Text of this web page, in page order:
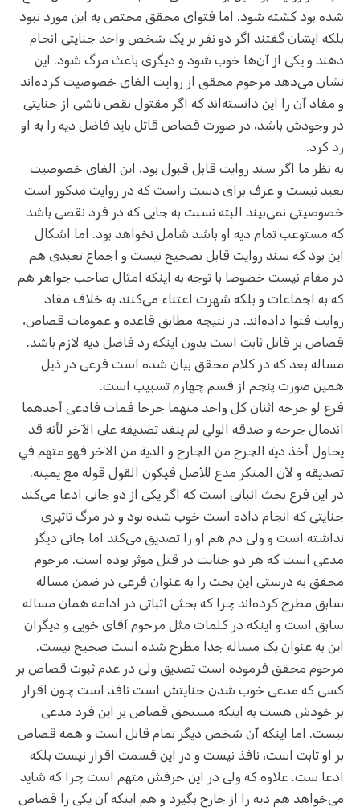
شده بود کشته شود. اما فتوای محقق مختص به این مورد نبود
بلکه ایشان گفتند اگر دو نفر بر یک شخص واحد جنایتی انجام
دهند و یکی از آن‌ها خوب شود و دیگری باعث مرگ شود. این
نشان می‌دهد مرحوم محقق از روایت الغای خصوصیت کرده‌اند
و مفاد آن را این دانسته‌اند که اگر مقتول نقص ناشی از جنایتی
در وجودش باشد، در صورت قصاص قاتل باید فاضل دیه را به او
رد کرد.
به نظر ما اگر سند روایت قابل قبول بود، این الغای خصوصیت
بعید نیست و عرف برای دست راست که در روایت مذکور است
خصوصیتی نمی‌بیند البته نسبت به جایی که در فرد نقصی باشد
که مستوعب تمام دیه او باشد شامل نخواهد بود. اما اشکال
این بود که سند روایت قابل تصحیح نیست و اجماع تعبدی هم
در مقام نیست خصوصا با توجه به اینکه امثال صاحب جواهر هم
که به اجماعات و بلکه شهرت اعتناء می‌کنند به خلاف مفاد
روایت فتوا داده‌اند. در نتیجه مطابق قاعده و عمومات قصاص،
قصاص بر قاتل ثابت است بدون اینکه رد فاضل دیه لازم باشد.
مساله بعد که در کلام محقق بیان شده است فرعی در ذیل
همین صورت پنجم از قسم چهارم تسبیب است.
فرع‌ لو جرحه اثنان كل واحد منهما جرحا فمات فادعى أحدهما
اندمال جرحه و صدقه الولي لم ينفذ تصديقه على الآخر ل‍أنه قد
يحاول أخذ دية الجرح من الجارح و الدية من الآخر فهو متهم في
تصديقه و لأن المنكر مدع للأصل فيكون القول قوله مع يمينه.
در این فرع بحث اثباتی است که اگر یکی از دو جانی ادعا می‌کند
جنایتی که انجام داده است خوب شده بود و در مرگ تاثیری
نداشته است و ولی دم هم او را تصدیق می‌کند اما جانی دیگر
مدعی است که هر دو جنایت در قتل موثر بوده است. مرحوم
محقق به درستی این بحث را به عنوان فرعی در ضمن مساله
سابق مطرح کرده‌اند چرا که بحثی اثباتی در ادامه همان مساله
سابق است و اینکه در کلمات مثل مرحوم آقای خویی و دیگران
این به عنوان یک مساله جدا مطرح شده است صحیح نیست.
مرحوم محقق فرموده است تصدیق ولی در عدم ثبوت قصاص بر
کسی که مدعی خوب شدن جنایتش است نافذ است چون اقرار
بر خودش هست به اینکه مستحق قصاص بر این فرد مدعی
نیست. اما اینکه آن شخص دیگر تمام قاتل است و همه قصاص
بر او ثابت است، نافذ نیست و در این قسمت اقرار نیست بلکه
ادعا ست. علاوه که ولی در این حرفش متهم است چرا که شاید
می‌خواهد هم دیه را از جارح بگیرد و هم اینکه آن یکی را قصاص